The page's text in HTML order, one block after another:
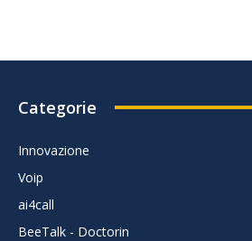
Categorie
Innovazione
Voip
ai4call
BeeTalk - Doctorin